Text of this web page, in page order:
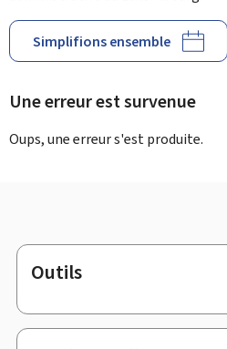
Simplifions ensemble
Une erreur est survenue
Oups, une erreur s'est produite.
Pied
de
page
Outils